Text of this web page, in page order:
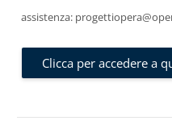
assistenza:
Clicca per accedere a